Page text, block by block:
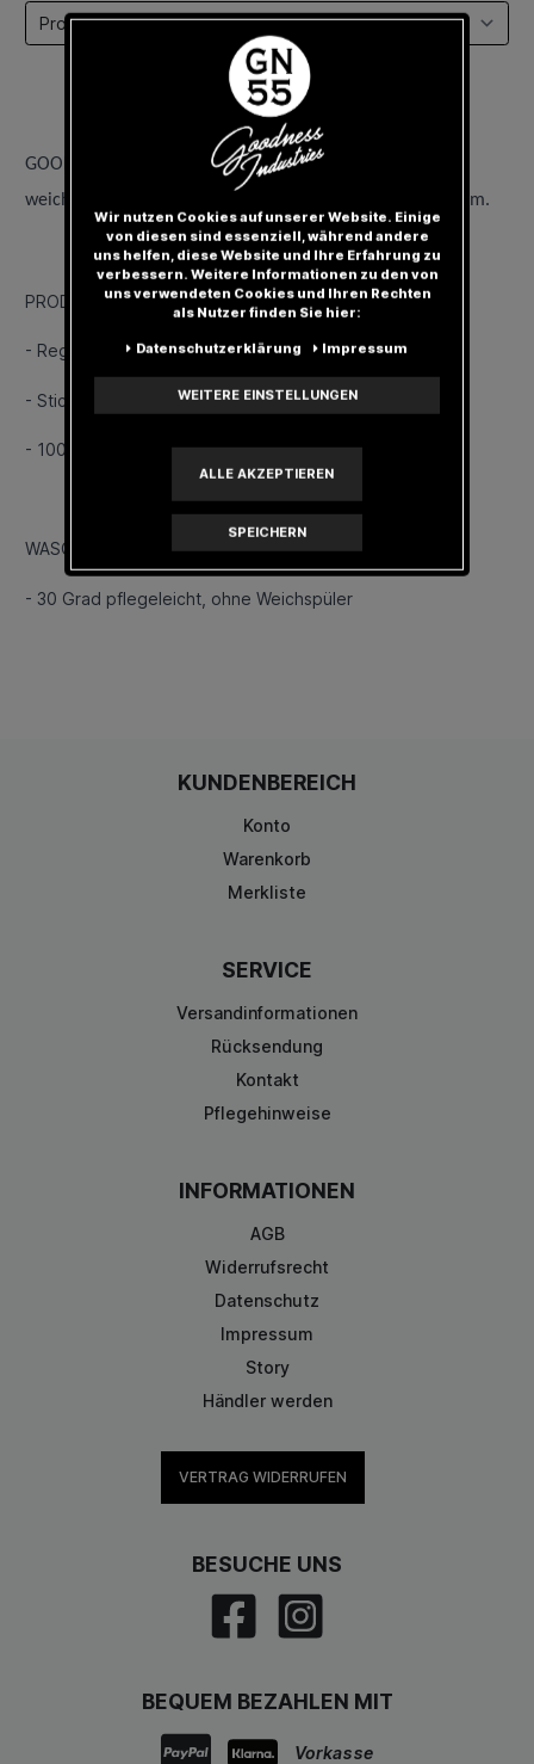
Select a tab
GOODNESS T-Shirt aus 100% Pima-Baumwolle. Dank des
weichem Tragegefühls ist es den ganzen Tag super bequem.
PRODUKT DETAILS
- Regular Fit
- Stick Logo
- 100% Pima-Baumwolle
WASCHHINWEISE
- 30 Grad pflegeleicht, ohne Weichspüler
KUNDENBEREICH
Konto
Warenkorb
Merkliste
SERVICE
Versandinformationen
Rücksendung
Kontakt
Pflegehinweise
INFORMATIONEN
AGB
Widerrufsrecht
Datenschutz
Impressum
Story
Händler werden
VERTRAG WIDERRUFEN
BESUCHE UNS
BEQUEM BEZAHLEN MIT
Vorkasse
Wir nutzen Cookies auf unserer Website. Einige
von diesen sind essenziell, während andere
uns helfen, diese Website und Ihre Erfahrung zu
verbessern. Weitere Informationen zu den von
uns verwendeten Cookies und Ihren Rechten
als Nutzer finden Sie hier:
Daten­schutz­erklärung Impressum
WEITERE EINSTELLUNGEN
ALLE AKZEPTIEREN
SPEICHERN